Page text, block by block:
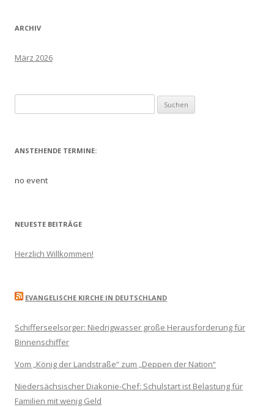
ARCHIV
März 2026
nach:
ANSTEHENDE TERMINE:
no event
NEUESTE BEITRÄGE
Herzlich Willkommen!
EVANGELISCHE KIRCHE IN DEUTSCHLAND
Schifferseelsorger: Niedrigwasser große Herausforderung für
Binnenschiffer
Vom „König der Landstraße“ zum „Deppen der Nation“
Niedersächsischer Diakonie-Chef: Schulstart ist Belastung für
Familien mit wenig Geld